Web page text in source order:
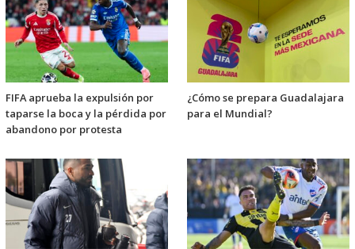
FIFA aprueba la expulsión por
taparse la boca y la pérdida por
abandono por protesta
¿Cómo se prepara Guadalajara
para el Mundial?